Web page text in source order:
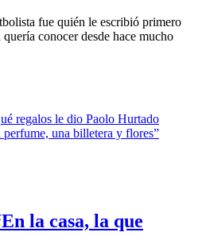
fue quién le escribió primero
conocer desde hace mucho
la casa, la que